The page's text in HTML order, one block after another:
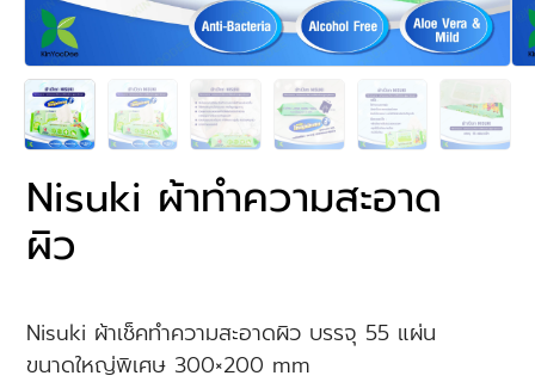
Nisuki ผ้าทำความสะอาด
ผิว
Nisuki ผ้าเช็คทำความสะอาดผิว บรรจุ 55 แผ่น
ขนาดใหญ่พิเศษ 300×200 mm